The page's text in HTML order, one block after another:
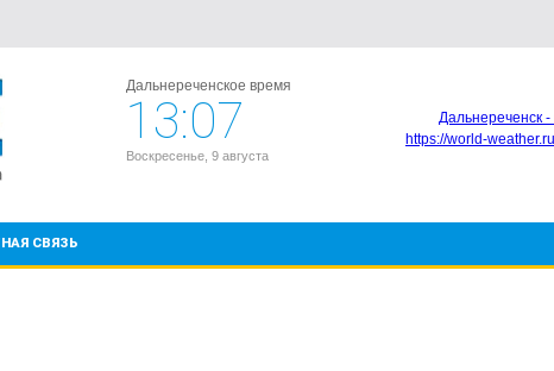
Дальнереченское время
13:07
Воскресенье, 9 августа
Дальнереченск
https://world-
СВЯЗЬ